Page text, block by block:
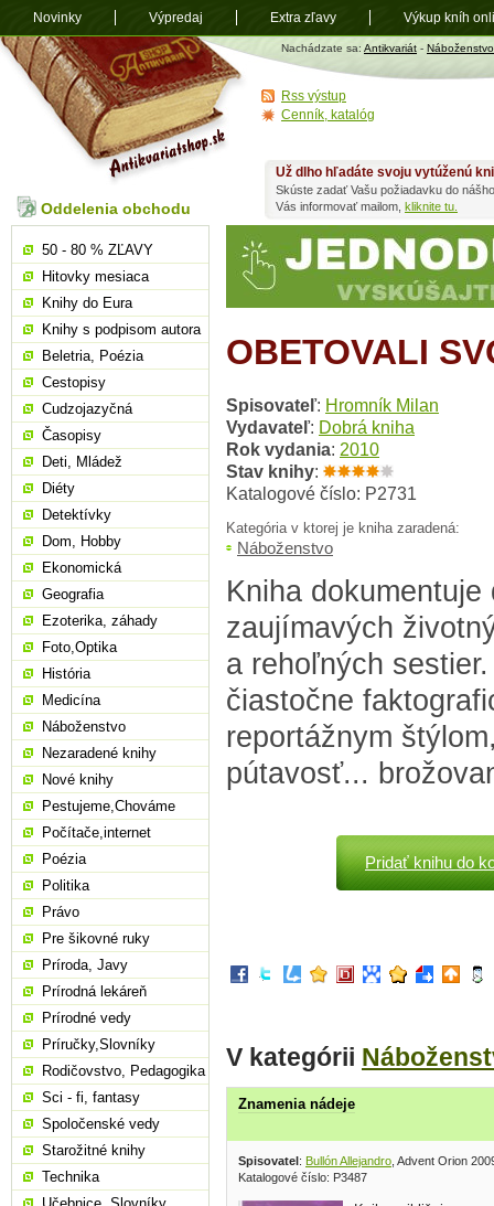
Antikvariát
shop.sk
Nachádzate sa: Antikvariát - Náboženstvo
OBETOVALI
Spisovateľ: Hromník Milan
Vydavateľ: Dobrá kniha
Rok vydania: 2010
Stav knihy:
Katalogové číslo: P2731
Kategória v ktorej je kniha zaradená:
Náboženstvo
Kniha dokumentuje
zaujímavých
a rehoľných
čiastočne
reportážnym
pútavosť...
Pridať knihu do
V kategórii
Znamenia nádeje
Spisovatel: Bullón Allejandro , Advent Orion
Katalogové číslo: P3487
Už dlho hľadáte svoju vytúženú
Skúste zadať Vašu požiadavku do
Vás informovať mailom, kliknite tu.
Oddelenia obchodu
50 - 80 % ZĽAVY
Hitovky mesiaca
Knihy do Eura
Knihy s podpisom autora
Beletria, Poézia
Cestopisy
Cudzojazyčná
Časopisy
Deti, Mládež
Diéty
Detektívky
Dom, Hobby
Ekonomická
Geografia
Ezoterika, záhady
Foto,Optika
História
Medicína
Náboženstvo
Nezaradené knihy
Nové knihy
Pestujeme,Chováme
Počítače,internet
Poézia
Politika
Právo
Pre šikovné ruky
Príroda, Javy
Prírodná lekáreň
Prírodné vedy
Príručky,Slovníky
Rodičovstvo, Pedagogika
Sci - fi, fantasy
Spoločenské vedy
Starožitné knihy
Technika
Rss výstup
Cenník, katalóg
Novinky Výpredaj Extra zľavy Výkup kníh